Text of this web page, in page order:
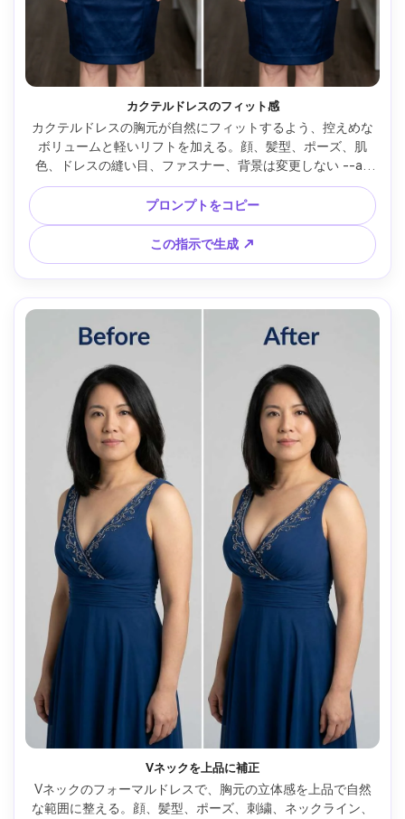
カクテルドレスのフィット感
カクテルドレスの胸元が自然にフィットするよう、控えめな
ボリュームと軽いリフトを加える。顔、髪型、ポーズ、肌
色、ドレスの縫い目、ファスナー、背景は変更しない --ar
4:5
プロンプトをコピー
この指示で生成 ↗
Vネックを上品に補正
Vネックのフォーマルドレスで、胸元の立体感を上品で自然
な範囲に整える。顔、髪型、ポーズ、刺繍、ネックライン、